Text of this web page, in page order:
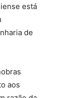
está
de
aos